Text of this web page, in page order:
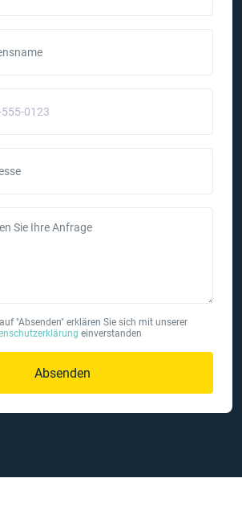
Sie Ihre Anfrage
"Absenden" erklären Sie sich mit unserer
einverstanden
Absenden